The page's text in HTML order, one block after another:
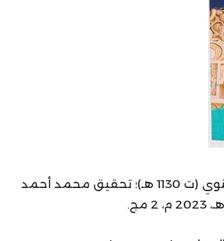
/ أحمد بن أبي سعيد الملا جيون اللكنوي (ت 1130 هـ)؛ تحقيق محمد أحمد